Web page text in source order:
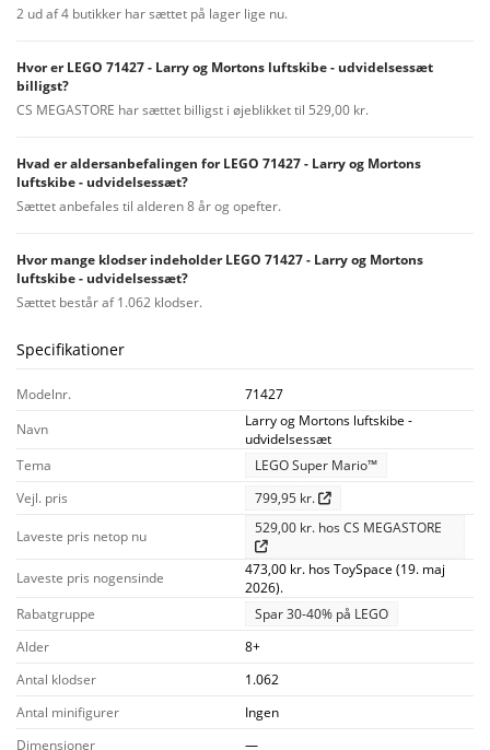
2 ud af 4 butikker har sættet på lager lige nu.
Hvor er LEGO 71427 - Larry og Mortons luftskibe - udvidelsessæt
billigst?
CS MEGASTORE har sættet billigst i øjeblikket til 529,00 kr.
Hvad er aldersanbefalingen for LEGO 71427 - Larry og Mortons
luftskibe - udvidelsessæt?
Sættet anbefales til alderen 8 år og opefter.
Hvor mange klodser indeholder LEGO 71427 - Larry og Mortons
luftskibe - udvidelsessæt?
Sættet består af 1.062 klodser.
Specifikationer
Modelnr.
71427
Navn
Larry og Mortons luftskibe -
udvidelsessæt
Tema
LEGO Super Mario™
Vejl. pris
799,95 kr.
Laveste pris netop nu 529,00 kr. hos CS MEGASTORE
Laveste pris nogensinde
473,00 kr. hos ToySpace (19. maj
2026).
Rabatgruppe
Spar 30-40% på LEGO
Alder
8+
Antal klodser
1.062
Antal minifigurer
Ingen
Dimensioner
—